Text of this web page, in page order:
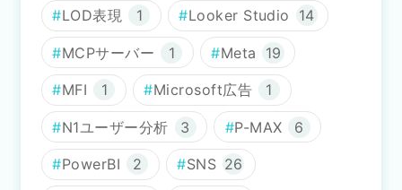
LOD表現 1 Looker Studio 14
MCPサーバー 1 Meta 19
MFI 1 Microsoft広告 1
N1ユーザー分析 3 P-MAX 6
PowerBI 2 SNS 26